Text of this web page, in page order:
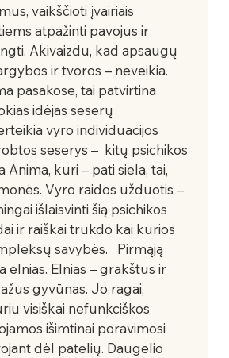
vaikščioti įvairiais
atpažinti pavojus ir
Akivaizdu, kad apsaugų
ir tvoros – neveikia.
pasakose, tai patvirtina
idėjas seserų
vyro individuacijos
seserys –  kitų psichikos
Anima, kuri – pati siela, tai,
Vyro raidos užduotis –
išlaisvinti šią psichikos
ir raiškai trukdo kai kurios
savybės.   Pirmąją
elnias. Elnias – grakštus ir
gyvūnas. Jo ragai,
visiškai nefunkciškos
išimtinai poravimosi
dėl patelių. Daugelio